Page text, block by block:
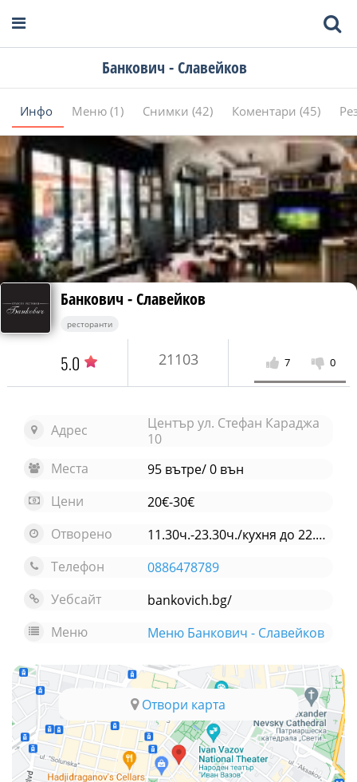
Банкович - Славейков
Инфо Меню (1) Снимки (42) Коментари (45)
Банкович - Славейков
ресторанти
5.0 21103 7 0
Адрес
Център ул. Стефан Караджа
10
Места
95 вътре/ 0 вън
Цени
20€-30€
Отворено
11.30ч.-23.30ч./кухня до 22.00 ч.
Телефон
0886478789
Уебсайт
bankovich.bg/
Меню
Меню Банкович - Славейков
Отвори карта